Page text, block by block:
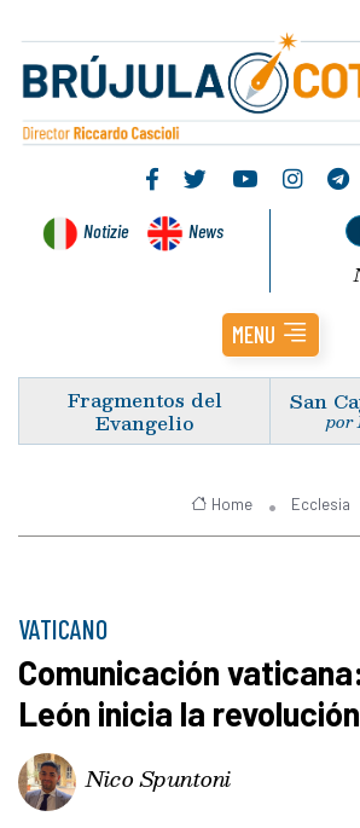
Notizie News
MENU
Fragmentos del
Evangelio
San
por
Home Ecclesia
VATICANO
Comunicación
León inicia la revolución
Nico Spuntoni